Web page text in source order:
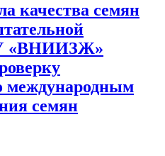
качества семян
«ВНИИЗЖ»
международным
семян